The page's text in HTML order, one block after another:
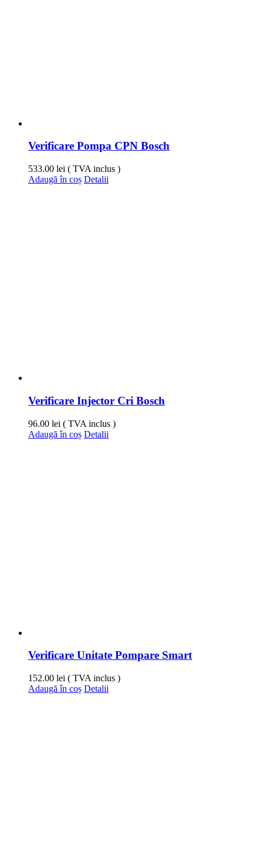
Verificare Pompa CPN Bosch
533.00 lei ( TVA inclus )
Adaugă în coș Detalii
Verificare Injector Cri Bosch
96.00 lei ( TVA inclus )
Adaugă în coș Detalii
Verificare Unitate Pompare Smart
152.00 lei ( TVA inclus )
Adaugă în coș Detalii